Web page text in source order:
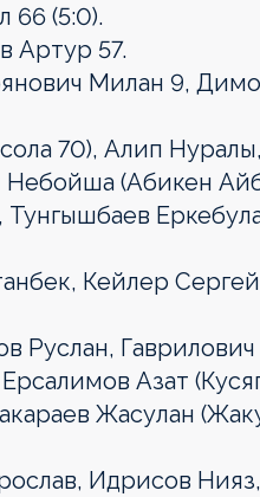
66 (5:0).
Артур 57.
Милан 9,
70), Алип
Небойша (Абикен
Кейлер
Руслан,
Азат
Жасулан
Идрисов